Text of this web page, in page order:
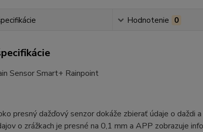
Hodnotenie 0
Sensor Smart+ Rainpoint
presný dažďový senzor dokáže zbierať údaje o daždi
o zrážkach je presné na 0,1 mm a APP zobrazuje